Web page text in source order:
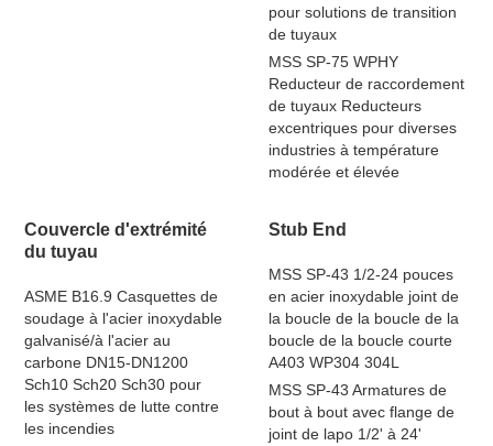
pour solutions de transition
de tuyaux
MSS SP-75 WPHY
Reducteur de raccordement
de tuyaux Reducteurs
excentriques pour diverses
industries à température
modérée et élevée
Couvercle d'extrémité
du tuyau
ASME B16.9 Casquettes de
soudage à l'acier inoxydable
galvanisé/à l'acier au
carbone DN15-DN1200
Sch10 Sch20 Sch30 pour
les systèmes de lutte contre
les incendies
Stub End
MSS SP-43 1/2-24 pouces
en acier inoxydable joint de
la boucle de la boucle de la
boucle de la boucle courte
A403 WP304 304L
MSS SP-43 Armatures de
bout à bout avec flange de
joint de lapo 1/2' à 24'